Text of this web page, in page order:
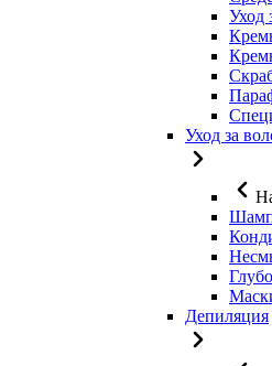
Уход
Уход за
Депиляция